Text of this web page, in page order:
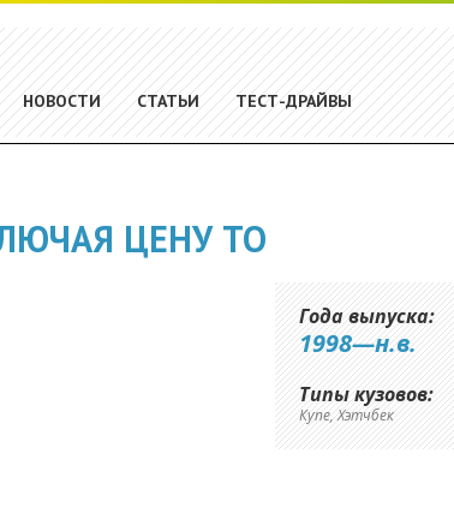
НОВОСТИ СТАТЬИ ТЕСТ-ДРАЙВЫ
ЦЕНУ ТО
Года выпуска:
1998—н.в.
Типы кузовов:
Купе, Хэтчбек